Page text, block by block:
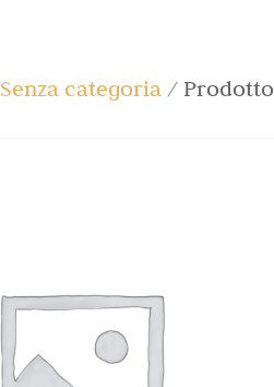
Senza categoria/ Prodotto